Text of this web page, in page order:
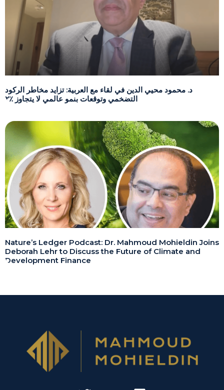
د. محمود محيي الدين في لقاء مع العربية: تزايد مخاطر الركود
التضخمي وتوقعات بنمو عالمي لا يتجاوز ٪٢
Nature’s Ledger Podcast: Dr. Mahmoud Mohieldin Joins
Deborah Lehr to Discuss the Future of Climate and
Development Finance